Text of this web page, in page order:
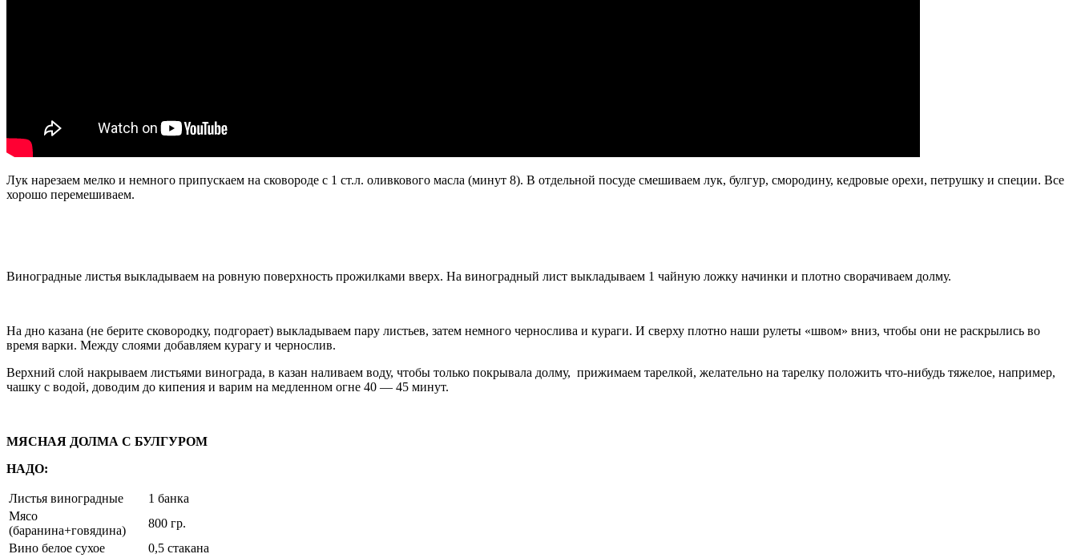
Лук нарезаем мелко и немного припускаем на сковороде с 1 ст.л. оливкового масла (минут 8). В отдельной посуде смешиваем лук, булгур, смородину, кедровые орехи, петрушку и специи. Все
хорошо перемешиваем.
Виноградные листья выкладываем на ровную поверхность прожилками вверх. На виноградный лист выкладываем 1 чайную ложку начинки и плотно сворачиваем долму.
На дно казана (не берите сковородку, подгорает) выкладываем пару листьев, затем немного чернослива и кураги. И сверху плотно наши рулеты «швом» вниз, чтобы они не раскрылись во
время варки. Между слоями добавляем курагу и чернослив.
Верхний слой накрываем листьями винограда, в казан наливаем воду, чтобы только покрывала долму, прижимаем тарелкой, желательно на тарелку положить что-нибудь тяжелое, например,
чашку с водой, доводим до кипения и варим на медленном огне 40 — 45 минут.
МЯСНАЯ ДОЛМА С БУЛГУРОМ
НАДО:
Листья виноградные
1 банка
Мясо
(баранина+говядина)
800 гр.
Вино белое сухое
0,5 стакана